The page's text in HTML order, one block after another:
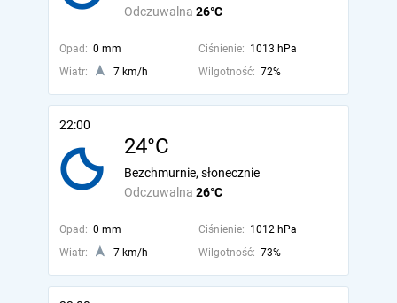
Odczuwalna 26°C
Opad: 0 mm Ciśnienie: 1013 hPa
Wiatr:
7 km/h Wilgotność: 72%
22:00
24°C
Odczuwalna 26°C
Bezchmurnie, słonecznie
Opad: 0 mm Ciśnienie: 1012 hPa
Wiatr:
7 km/h Wilgotność: 73%